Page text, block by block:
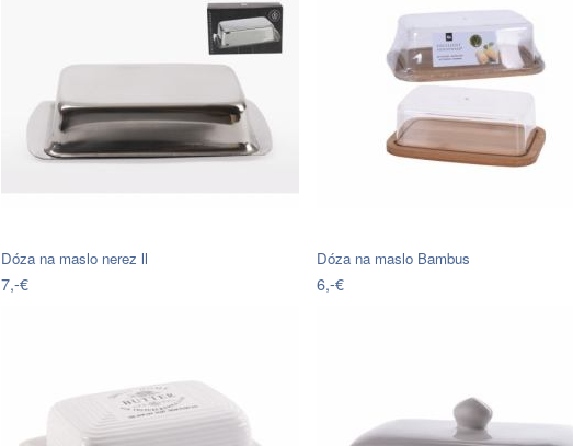
Dóza na maslo nerez ll
7,-€
Dóza na maslo Bambus
6,-€